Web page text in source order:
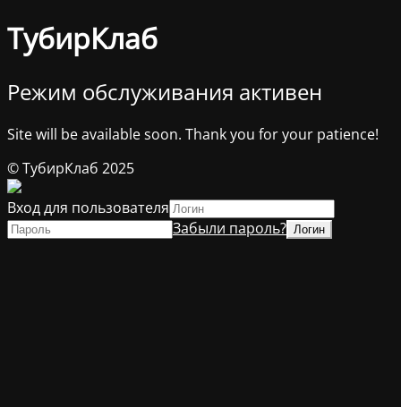
ТубирКлаб
Режим обслуживания активен
Site will be available soon. Thank you for your patience!
© ТубирКлаб 2025
Вход для пользователя
Забыли пароль?